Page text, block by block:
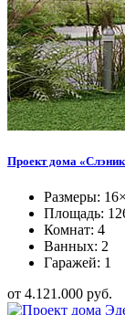
Проект дома
Размеры:
Площадь:
Комнат: 4
Ванных: 2
Гаражей: 1
от 4.121.000 руб.